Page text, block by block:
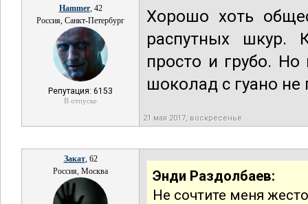
Hammer, 42
Россия, Санкт-Петербург
Репутация: 6153
В отпуске
Хорошо хоть
распутных шкур.
просто и грубо.
шоколад с гуано не
21 мая 2017, воскресенье
Закат, 62
Россия, Москва
Энди Раздолбаев:
Не сочтите меня